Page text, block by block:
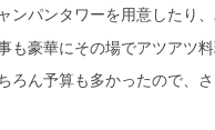
ンパンタワーを用意したり
も豪華にその場でアツアツ
ろん予算も多かったので、